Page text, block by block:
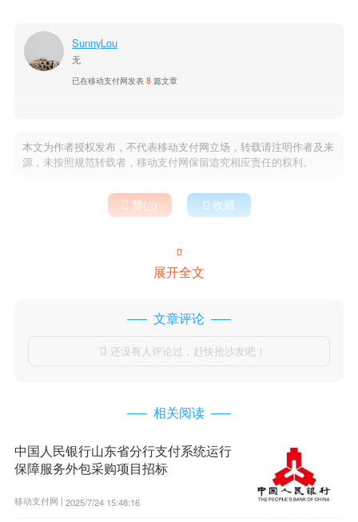
SunnyLou
无
已在移动支付网发表8 篇文章
本文为作者授权发布，不代表移动支付网立场，转载请注明作者及来
源，未按照规范转载者，移动支付网保留追究相应责任的权利。
 赞()  收藏

展开全文
文章评论
 还没有人评论过，赶快抢沙发吧！
相关阅读
中国人民银行山东省分行支付系统运行
保障服务外包采购项目招标
移动支付网 | 2025/7/24 15:48:16